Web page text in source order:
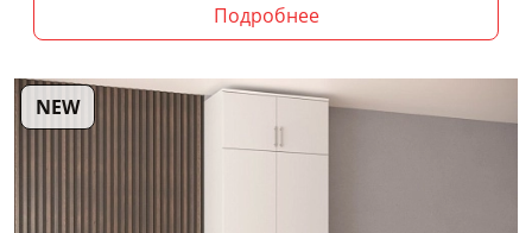
Подробнее
NEW